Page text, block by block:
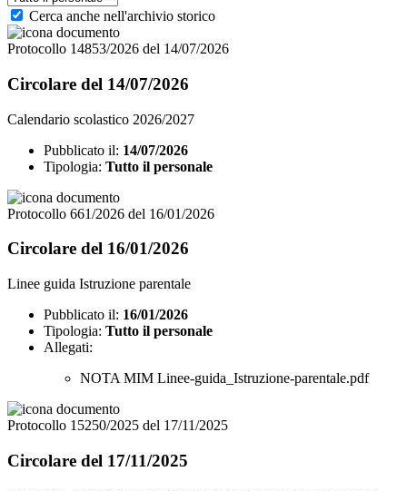
Cerca anche nell'archivio storico
Protocollo 14853/2026 del 14/07/2026
Circolare del 14/07/2026
Calendario scolastico 2026/2027
Pubblicato il: 14/07/2026
Tipologia: Tutto il personale
Protocollo 661/2026 del 16/01/2026
Circolare del 16/01/2026
Linee guida Istruzione parentale
Pubblicato il: 16/01/2026
Tipologia: Tutto il personale
Allegati:
NOTA MIM Linee-guida_Istruzione-parentale.pdf
Protocollo 15250/2025 del 17/11/2025
Circolare del 17/11/2025